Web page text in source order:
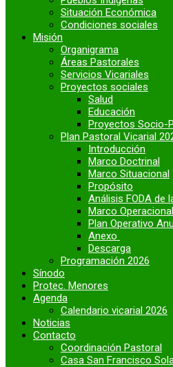
Situación Económica
Condiciones sociales
Misión
Organigrama
Áreas Pastorales
Servicios Vicariales
Proyectos sociales
Salud
Educación
Proyectos Socio-
Plan Pastoral Vicarial
Introducción
Marco Doctrinal
Marco Situacional
Propósito
Análisis FODA de
Marco
Plan Operativo
Anexo
Descarga
Programación 2026
Sínodo
Protec. Menores
Agenda
Calendario vicarial 2026
Noticias
Contacto
Coordinación Pastoral
Casa San Francisco